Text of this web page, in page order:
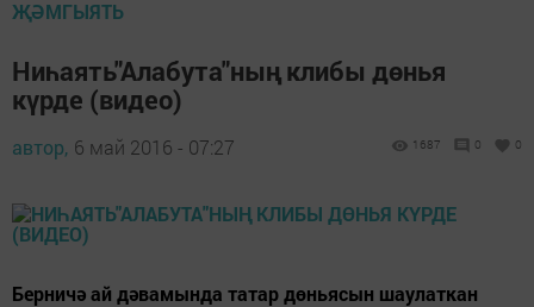
ҖӘМГЫЯТЬ
Ниһаять"Алабута"ның клибы дөнья
күрде (видео)
автор, 6 май 2016 - 07:27 1687 0 0
Берничә ай дәвамында татар дөньясын шаулаткан